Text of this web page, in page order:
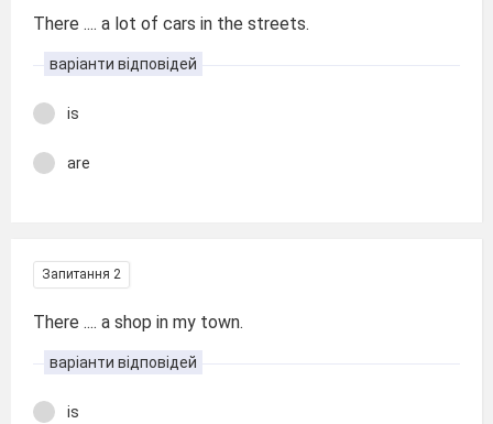
There .... a lot of cars in the streets.
варіанти відповідей
is
are
Запитання 2
There .... a shop in my town.
варіанти відповідей
is